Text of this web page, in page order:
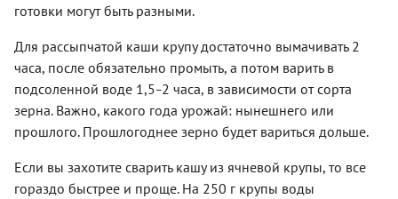
готовки могут быть разными.
Для рассыпчатой каши крупу достаточно вымачивать 2
часа, после обязательно промыть, а потом варить в
подсоленной воде 1,5–2 часа, в зависимости от сорта
зерна. Важно, какого года урожай: нынешнего или
прошлого. Прошлогоднее зерно будет вариться дольше.
Если вы захотите сварить кашу из ячневой крупы, то все
гораздо быстрее и проще. На 250 г крупы воды